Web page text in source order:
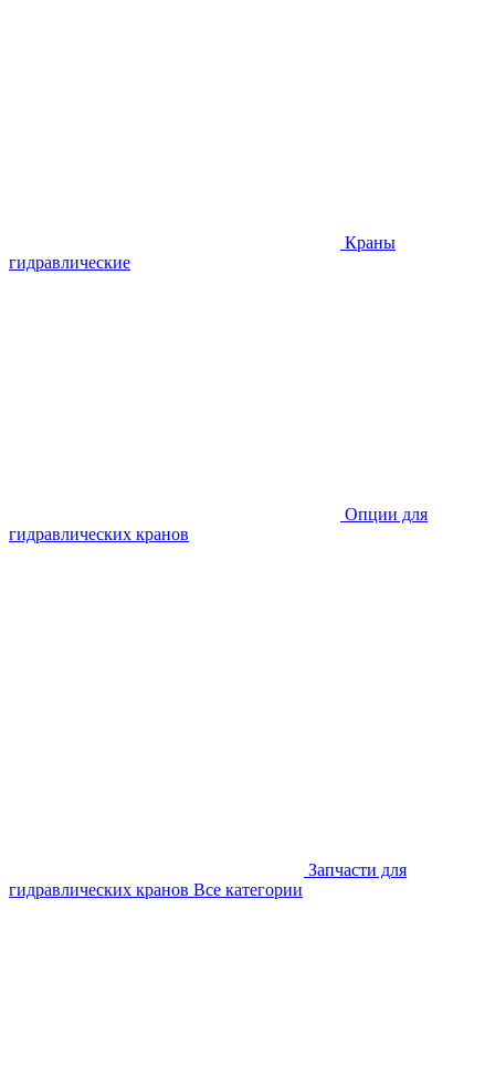
Краны
гидравлические
Опции для
гидравлических кранов
Запчасти для
гидравлических кранов Все категории